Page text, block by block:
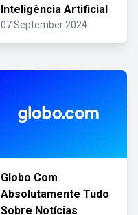
Inteligência Artificial
07 September 2024
Globo Com
Absolutamente Tudo
Sobre Notícias